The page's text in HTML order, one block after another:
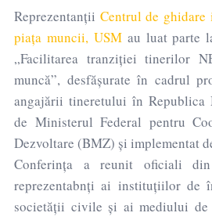
Reprezentanții Centrul de
piața muncii, USMau luat parte
„Facilitarea tranziției tinerilor
muncă”, desfășurate în cadrul
angajării tineretului în Republica
de Ministerul Federal pentru
Dezvoltare (BMZ) și implementat
Conferința a reunit oficiali din
reprezentabnți ai instituțiilor de
societății civile și ai mediului de